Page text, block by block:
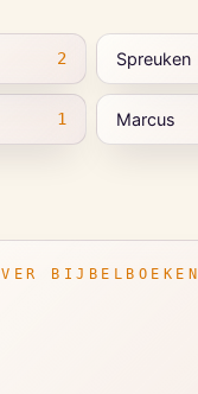
2 Spreuken
1 Marcus
BIJBELBOEKEN